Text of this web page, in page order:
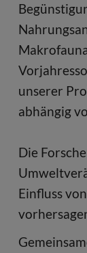
unserer
abhängig
Die
Einfluss